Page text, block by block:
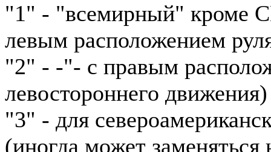
"1" - "всемирный" кроме
левым расположением
"2" - -"- с правым
левостороннего движения)
"3" - для
(иногда может